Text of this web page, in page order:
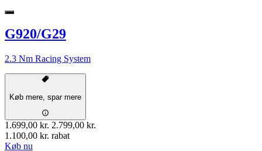
G920/G29
2.3 Nm Racing System
Køb mere, spar mere
1.699,00 kr. 2.799,00 kr.
1.100,00 kr. rabat
Køb nu